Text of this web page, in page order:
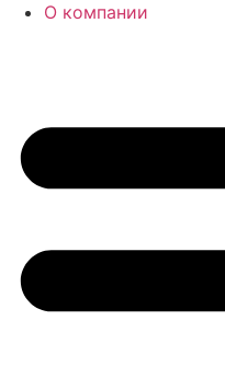
О компании